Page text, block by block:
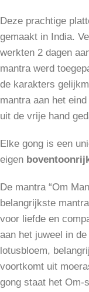
Deze prachtige
gemaakt in India.
werkten 2 dagen
mantra werd
de karakters
mantra aan het
uit de vrije hand
Elke gong is een
eigen
De mantra “Om
belangrijkste
voor liefde en
aan het juweel in
lotusbloem,
voortkomt uit
gong staat het Om-